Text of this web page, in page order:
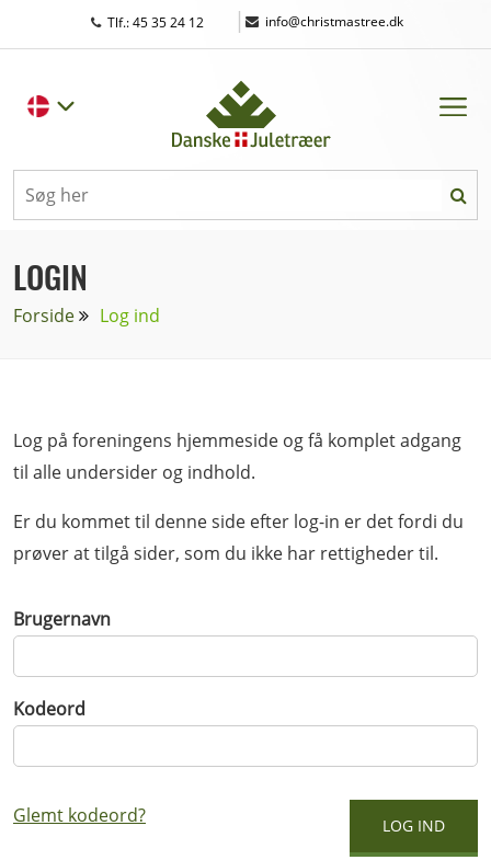
Tlf.: 45 35 24 12 | info@christmastree.dk
LOGIN
Forside Log ind
Log på foreningens hjemmeside og få komplet adgang
til alle undersider og indhold.
Er du kommet til denne side efter log-in er det fordi du
prøver at tilgå sider, som du ikke har rettigheder til.
Brugernavn
Kodeord
Glemt kodeord?